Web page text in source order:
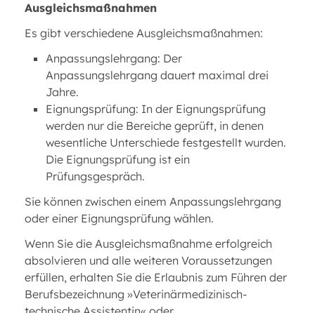
Ausgleichsmaßnahmen
Es gibt verschiedene Ausgleichsmaßnahmen:
Anpassungslehrgang: Der
Anpassungslehrgang dauert maximal drei
Jahre.
Eignungsprüfung: In der Eignungsprüfung
werden nur die Bereiche geprüft, in denen
wesentliche Unterschiede festgestellt wurden.
Die Eignungsprüfung ist ein
Prüfungsgespräch.
Sie können zwischen einem Anpassungslehrgang
oder einer Eignungsprüfung wählen.
Wenn Sie die Ausgleichsmaßnahme erfolgreich
absolvieren und alle weiteren Voraussetzungen
erfüllen, erhalten Sie die Erlaubnis zum Führen der
Berufsbezeichnung »Veterinärmedizinisch-